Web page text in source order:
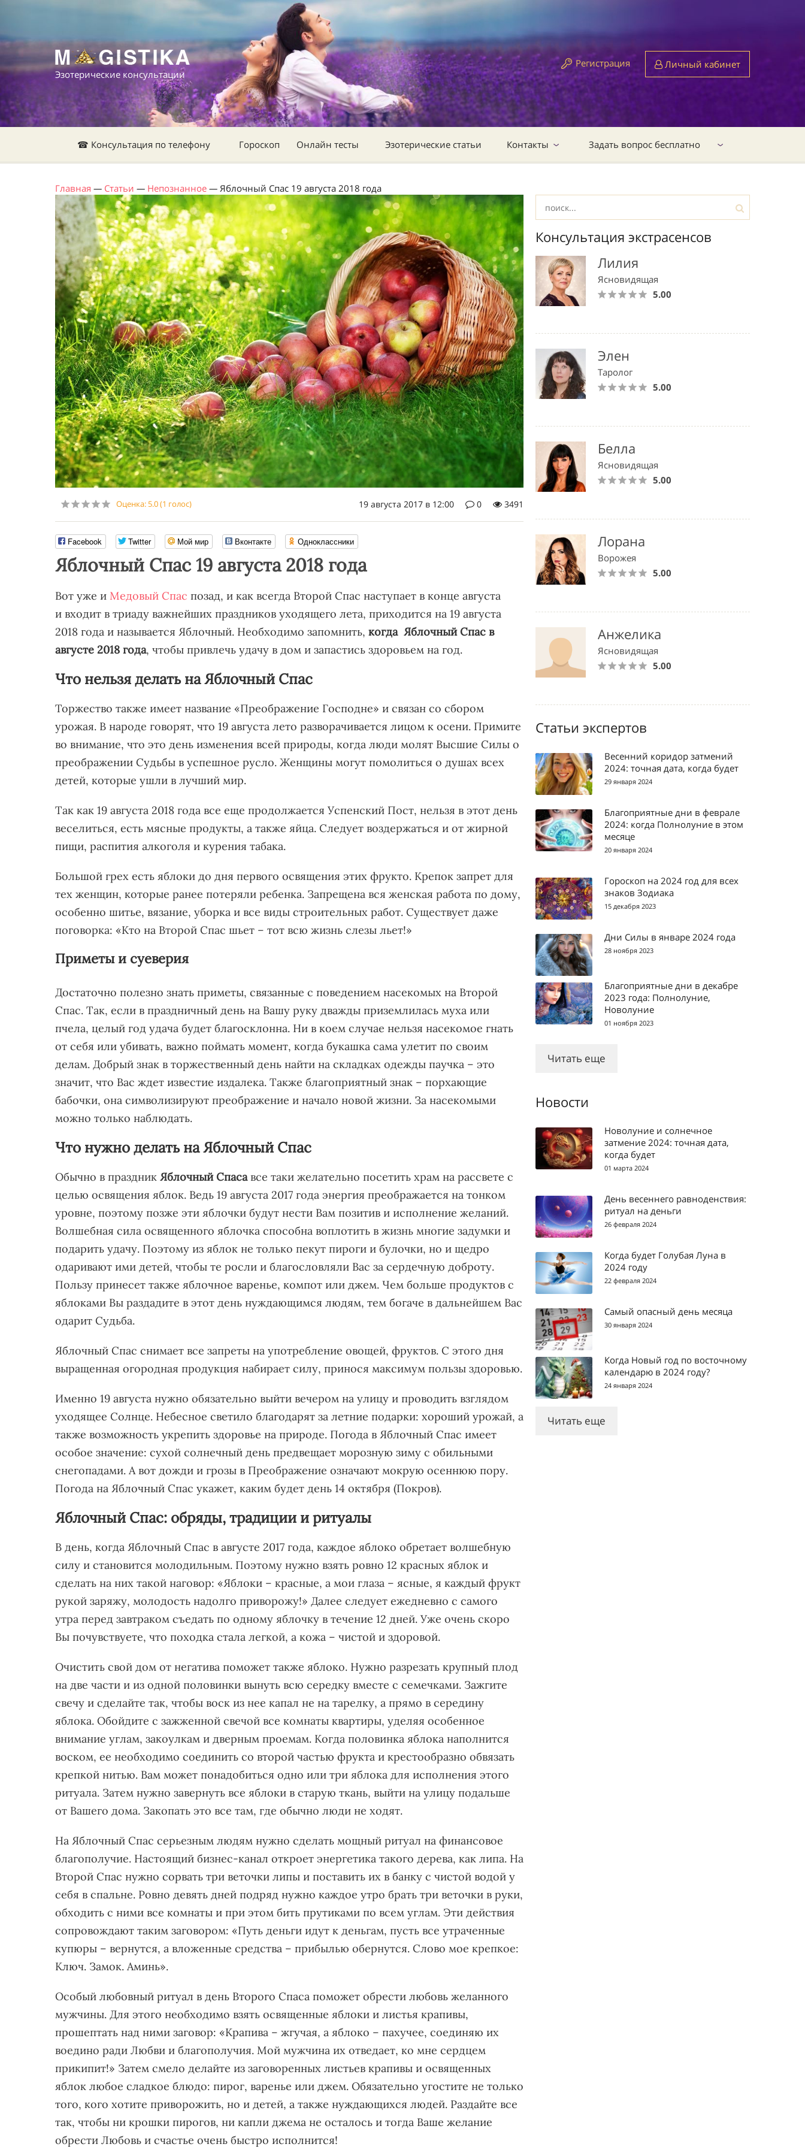
Эзотерические консультации
Регистрация Личный кабинет
☎ Консультация по телефону Гороскоп Онлайн тесты Эзотерические статьи Контакты Задать вопрос бесплатно
Главная — Статьи — Непознанное — Яблочный Спас 19 августа 2018 года
Оценка:5.0(1 голос) 19 августа 2017 в 12:00 0 3491
Facebook Twitter Мой мир Вконтакте Одноклассники
Яблочный Спас 19 августа 2018 года
Вот уже и Медовый Спас позад, и как всегда Второй Спас наступает в конце августа
и входит в триаду важнейших праздников уходящего лета, приходится на 19 августа
2018 года и называется Яблочный. Необходимо запомнить, когда Яблочный Спас в
августе 2018 года, чтобы привлечь удачу в дом и запастись здоровьем на год.
Что нельзя делать на Яблочный Спас
Торжество также имеет название «Преображение Господне» и связан со сбором
урожая. В народе говорят, что 19 августа лето разворачивается лицом к осени. Примите
во внимание, что это день изменения всей природы, когда люди молят Высшие Силы о
преображении Судьбы в успешное русло. Женщины могут помолиться о душах всех
детей, которые ушли в лучший мир.
Так как 19 августа 2018 года все еще продолжается Успенский Пост, нельзя в этот день
веселиться, есть мясные продукты, а также яйца. Следует воздержаться и от жирной
пищи, распития алкоголя и курения табака.
Большой грех есть яблоки до дня первого освящения этих фрукто. Крепок запрет для
тех женщин, которые ранее потеряли ребенка. Запрещена вся женская работа по дому,
особенно шитье, вязание, уборка и все виды строительных работ. Существует даже
поговорка: «Кто на Второй Спас шьет – тот всю жизнь слезы льет!»
Приметы и суеверия
Достаточно полезно знать приметы, связанные с поведением насекомых на Второй
Спас. Так, если в праздничный день на Вашу руку дважды приземлилась муха или
пчела, целый год удача будет благосклонна. Ни в коем случае нельзя насекомое гнать
от себя или убивать, важно поймать момент, когда букашка сама улетит по своим
делам. Добрый знак в торжественный день найти на складках одежды паучка – это
значит, что Вас ждет известие издалека. Также благоприятный знак – порхающие
бабочки, она символизируют преображение и начало новой жизни. За насекомыми
можно только наблюдать.
Что нужно делать на Яблочный Спас
Обычно в праздник Яблочный Спасавсе таки желательно посетить храм на рассвете с
целью освящения яблок. Ведь 19 августа 2017 года энергия преображается на тонком
уровне, поэтому позже эти яблочки будут нести Вам позитив и исполнение желаний.
Волшебная сила освященного яблочка способна воплотить в жизнь многие задумки и
подарить удачу. Поэтому из яблок не только пекут пироги и булочки, но и щедро
одаривают ими детей, чтобы те росли и благословляли Вас за сердечную доброту.
Пользу принесет также яблочное варенье, компот или джем. Чем больше продуктов с
яблоками Вы раздадите в этот день нуждающимся людям, тем богаче в дальнейшем Вас
одарит Судьба.
Яблочный Спас снимает все запреты на употребление овощей, фруктов. С этого дня
выращенная огородная продукция набирает силу, принося максимум пользы здоровью.
Именно 19 августа нужно обязательно выйти вечером на улицу и проводить взглядом
уходящее Солнце. Небесное светило благодарят за летние подарки: хороший урожай, а
также возможность укрепить здоровье на природе. Погода в Яблочный Спас имеет
особое значение: сухой солнечный день предвещает морозную зиму с обильными
снегопадами. А вот дожди и грозы в Преображение означают мокрую осеннюю пору.
Погода на Яблочный Спас укажет, каким будет день 14 октября (Покров).
Яблочный Спас: обряды, традиции и ритуалы
В день, когда Яблочный Спас в августе 2017 года, каждое яблоко обретает волшебную
силу и становится молодильным. Поэтому нужно взять ровно 12 красных яблок и
сделать на них такой наговор: «Яблоки – красные, а мои глаза – ясные, я каждый фрукт
рукой заряжу, молодость надолго приворожу!» Далее следует ежедневно с самого
утра перед завтраком съедать по одному яблочку в течение 12 дней. Уже очень скоро
Вы почувствуете, что походка стала легкой, а кожа – чистой и здоровой.
Очистить свой дом от негатива поможет также яблоко. Нужно разрезать крупный плод
на две части и из одной половинки вынуть всю середку вместе с семечками. Зажгите
свечу и сделайте так, чтобы воск из нее капал не на тарелку, а прямо в середину
яблока. Обойдите с зажженной свечой все комнаты квартиры, уделяя особенное
внимание углам, закоулкам и дверным проемам. Когда половинка яблока наполнится
воском, ее необходимо соединить со второй частью фрукта и крестообразно обвязать
крепкой нитью. Вам может понадобиться одно или три яблока для исполнения этого
ритуала. Затем нужно завернуть все яблоки в старую ткань, выйти на улицу подальше
от Вашего дома. Закопать это все там, где обычно люди не ходят.
На Яблочный Спас серьезным людям нужно сделать мощный ритуал на финансовое
благополучие. Настоящий бизнес-канал откроет энергетика такого дерева, как липа. На
Второй Спас нужно сорвать три веточки липы и поставить их в банку с чистой водой у
себя в спальне. Ровно девять дней подряд нужно каждое утро брать три веточки в руки,
обходить с ними все комнаты и при этом бить прутиками по всем углам. Эти действия
сопровождают таким заговором: «Путь деньги идут к деньгам, пусть все утраченные
купюры – вернутся, а вложенные средства – прибылью обернутся. Слово мое крепкое:
Ключ. Замок. Аминь».
Особый любовный ритуал в день Второго Спаса поможет обрести любовь желанного
мужчины. Для этого необходимо взять освященные яблоки и листья крапивы,
прошептать над ними заговор: «Крапива – жгучая, а яблоко – пахучее, соединяю их
воедино ради Любви и благополучия. Мой мужчина их отведает, ко мне сердцем
прикипит!» Затем смело делайте из заговоренных листьев крапивы и освященных
яблок любое сладкое блюдо: пирог, варенье или джем. Обязательно угостите не только
того, кого хотите приворожить, но и детей, а также нуждающихся людей. Раздайте все
так, чтобы ни крошки пирогов, ни капли джема не осталось и тогда Ваше желание
обрести Любовь и счастье очень быстро исполнится!
Консультация экстрасенсов
Лилия
Ясновидящая
5.00
Элен
Таролог
5.00
Белла
Ясновидящая
5.00
Лорана
Ворожея
5.00
Анжелика
Ясновидящая
5.00
Статьи экспертов
Весенний коридор затмений
2024: точная дата, когда будет
29 января 2024
Благоприятные дни в феврале
2024: когда Полнолуние в этом
месяце
20 января 2024
Гороскоп на 2024 год для всех
знаков Зодиака
15 декабря 2023
Дни Силы в январе 2024 года
28 ноября 2023
Благоприятные дни в декабре
2023 года: Полнолуние,
Новолуние
01 ноября 2023
Читать еще
Новости
Новолуние и солнечное
затмение 2024: точная дата,
когда будет
01 марта 2024
День весеннего равноденствия:
ритуал на деньги
26 февраля 2024
Когда будет Голубая Луна в
2024 году
22 февраля 2024
Самый опасный день месяца
30 января 2024
Когда Новый год по восточному
календарю в 2024 году?
24 января 2024
Читать еще